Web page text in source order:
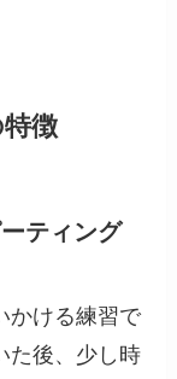
徴
ティング
かける練習で
た後、少し時